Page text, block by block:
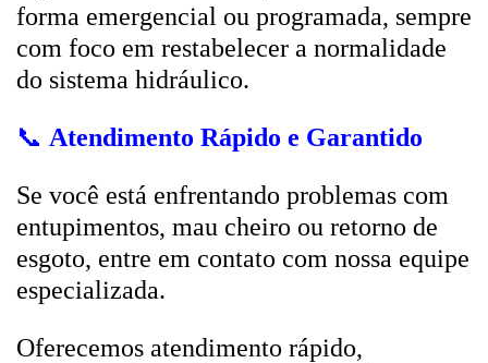
forma emergencial ou programada, sempre
com foco em restabelecer a normalidade
do sistema hidráulico.
📞 Atendimento Rápido e Garantido
Se você está enfrentando problemas com
entupimentos, mau cheiro ou retorno de
esgoto, entre em contato com nossa equipe
especializada.
Oferecemos atendimento rápido,